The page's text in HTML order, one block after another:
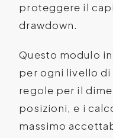
proteggere il
drawdown.
Questo modulo
per ogni livello
regole per il
posizioni, e i
massimo